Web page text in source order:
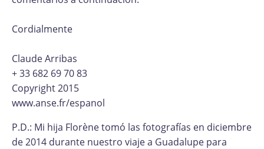
Cordialmente
Claude Arribas
+ 33 682 69 70 83
Copyright 2015
www.anse.fr/espanol
P.D.: Mi hija Florène tomó las fotografías en diciembre
de 2014 durante nuestro viaje a Guadalupe para